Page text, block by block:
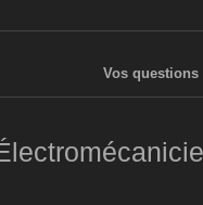
Vos questions